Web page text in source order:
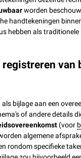
worden
handtekeningen
hebben als
van
bijlage aan een
of andere details
(voor
algemene
rondom specifieke